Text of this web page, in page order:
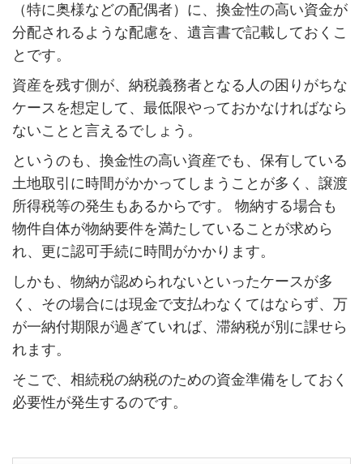
（特に奥様などの配偶者）に、換金性の高い資金が
分配されるような配慮を、遺言書で記載しておくこ
とです。
資産を残す側が、納税義務者となる人の困りがちな
ケースを想定して、最低限やっておかなければなら
ないことと言えるでしょう。
というのも、換金性の高い資産でも、保有している
土地取引に時間がかかってしまうことが多く、譲渡
所得税等の発生もあるからです。 物納する場合も
物件自体が物納要件を満たしていることが求めら
れ、更に認可手続に時間がかかります。
しかも、物納が認められないといったケースが多
く、その場合には現金で支払わなくてはならず、万
が一納付期限が過ぎていれば、滞納税が別に課せら
れます。
そこで、相続税の納税のための資金準備をしておく
必要性が発生するのです。